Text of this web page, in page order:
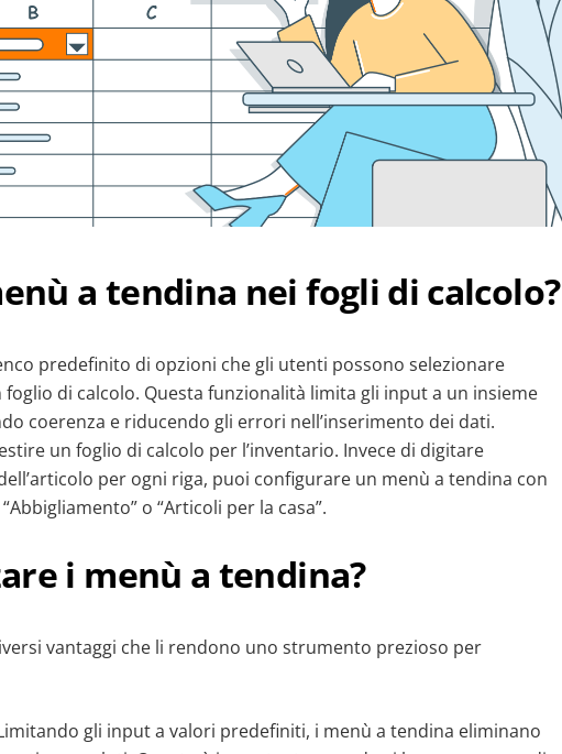
a tendina nei fogli di calcolo?
predefinito di opzioni che gli utenti possono selezionare
foglio di calcolo. Questa funzionalità limita gli input a un insieme
coerenza e riducendo gli errori nell’inserimento dei dati.
un foglio di calcolo per l’inventario. Invece di digitare
per ogni riga, puoi configurare un menù a tendina con
o “Articoli per la casa”.
i menù a tendina?
vantaggi che li rendono uno strumento prezioso per
gli input a valori predefiniti, i menù a tendina eliminano